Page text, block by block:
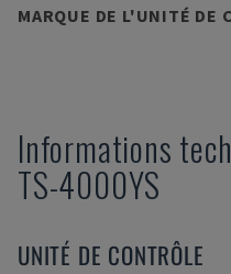
MARQUE DE L'UNITÉ DE
Informations
TS-4000YS
UNITÉ DE CONTRÔLE